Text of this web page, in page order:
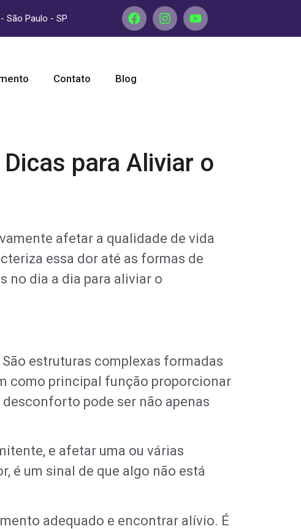
São Paulo - SP
Contato Blog
para Aliviar o
afetar a qualidade de vida
essa dor até as formas de
no dia a dia para aliviar o
estruturas complexas formadas
como principal função proporcionar
pode ser não apenas
e afetar uma ou várias
é um sinal de que algo não está
adequado e encontrar alívio. É